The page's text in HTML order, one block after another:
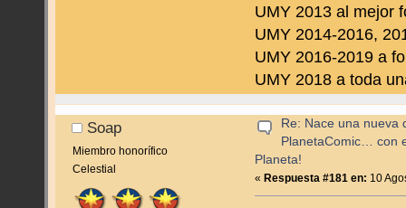
UMY 2013 al mejor
UMY 2014-2016,
UMY 2016-2019 a
UMY 2018 a toda
Soap
Miembro honorífico
Celestial
Re: Nace una nueva
PlanetaComic… con
Planeta!
« Respuesta #181 en: 10